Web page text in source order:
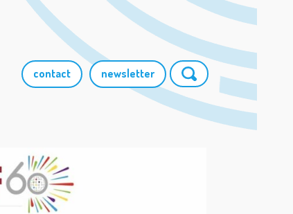
contact newsletter